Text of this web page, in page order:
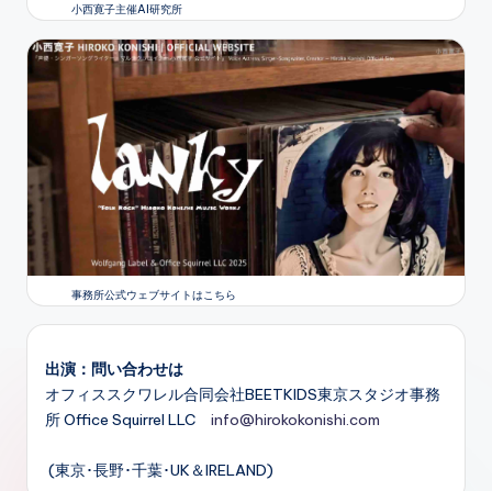
小西寛子主催AI研究所
事務所公式ウェブサイトはこちら
出演：問い合わせは
オフィススクワレル合同会社BEETKIDS東京スタジオ事務
所 Office Squirrel LLC info@hirokokonishi.com
(東京･長野･千葉･UK＆IRELAND)